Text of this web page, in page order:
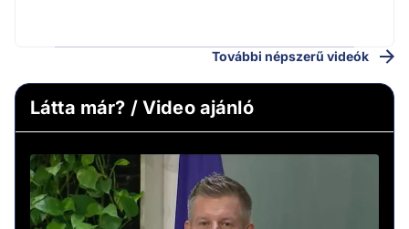
További népszerű videók
Látta már? / Video ajánló